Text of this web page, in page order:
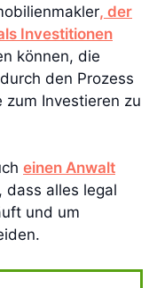
, der
Investitionen
können, die
den Prozess
Investieren zu
einen Anwalt
dass alles legal
und um